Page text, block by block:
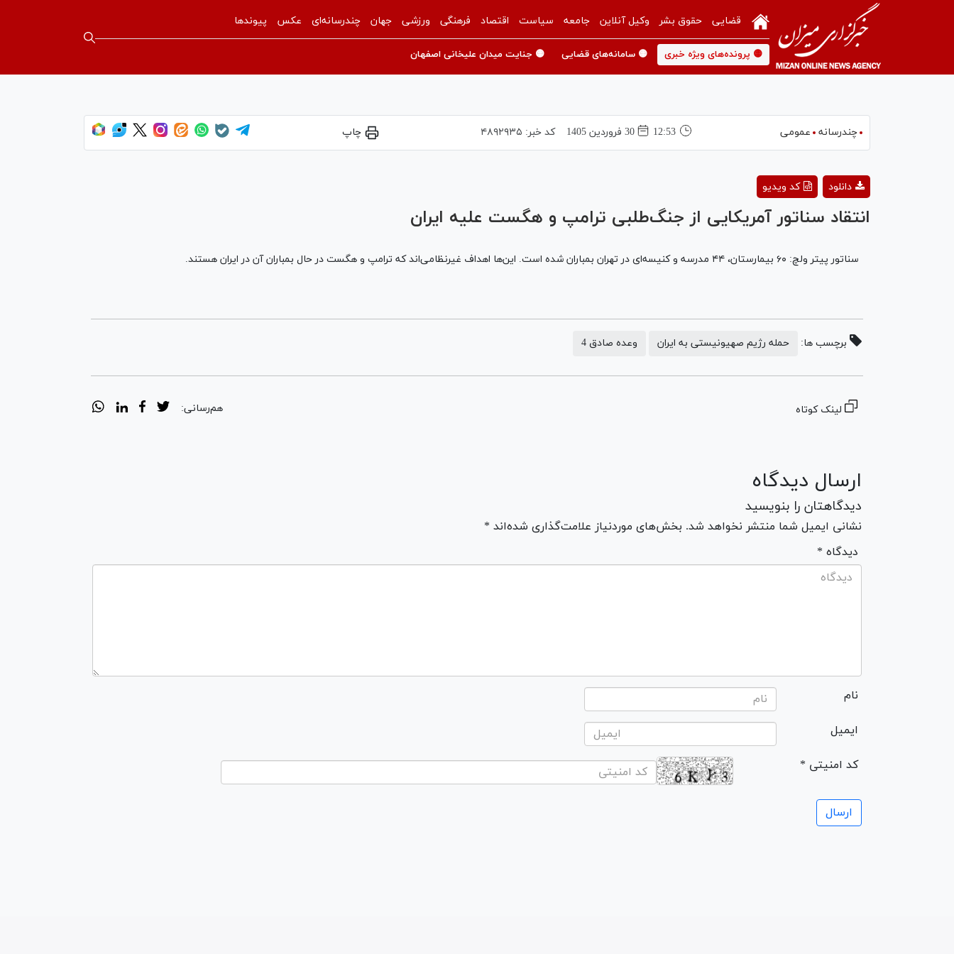
قضایی حقوق بشر وکیل آنلاین جامعه سیاست اقتصاد فرهنگی ورزشی جهان چندرسانه‌ای عکس پیوندها
🟡 پرونده‌های ویژه خبری 🟡 سامانه‌های قضایی 🟡 جنایت میدان علیخانی اصفهان
چندرسانه عمومی 12:53 30 فروردين 1405 کد خبر: ۴۸۹۲۹۳۵ چاپ
Video
کد ویدیو دانلود
انتقاد سناتور آمریکایی از جنگ‌طلبی ترامپ و هگست علیه ایران
سناتور پیتر ولچ: ۶۰ بیمارستان، ۴۴ مدرسه و کنیسه‌ای در تهران بمباران شده است. این‌ها اهداف غیرنظامی‌اند که ترامپ و هگست در حال بمباران آن در ایران هستند.
برچسب ها: حمله رژیم صهیونیستی به ایران وعده صادق 4
لینک کوتاه هم‌رسانی:
ارسال دیدگاه
دیدگاهتان را بنویسید
نشانی ایمیل شما منتشر نخواهد شد. بخش‌های موردنیاز علامت‌گذاری شده‌اند *
* دیدگاه
نام
ایمیل
* کد امنیتی